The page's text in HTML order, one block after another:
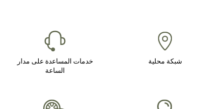
شبكة محلية
خدمات المساعدة على مدار
الساعة